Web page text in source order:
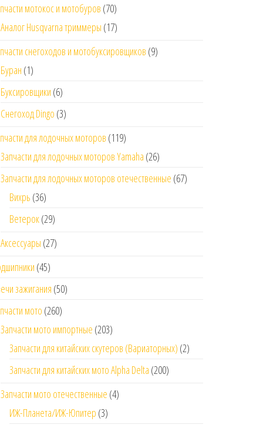
мотокос и мотобуров (70)
Аналог Husqvarna триммеры (17)
снегоходов и мотобуксировщиков (9)
Буран (1)
Буксировщики (6)
Снегоход Dingo (3)
для лодочных моторов (119)
Запчасти для лодочных моторов Yamaha (26)
Запчасти для лодочных моторов отечественные (67)
Вихрь (36)
Ветерок(29)
Аксессуары (27)
(45)
зажигания (50)
мото (260)
Запчасти мото импортные (203)
Запчасти для китайских скутеров (Вариаторных) (2)
Запчасти для китайских мото Alpha Delta (200)
Запчасти мото отечественные (4)
ИЖ-Планета/ИЖ-Юпитер (3)